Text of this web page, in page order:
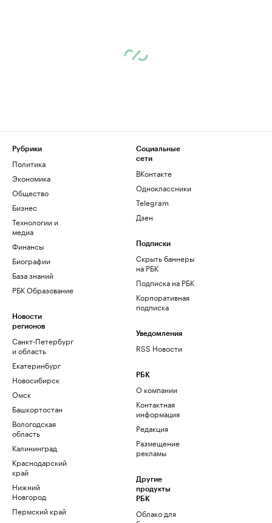
Рубрики
Политика
Экономика
Общество
Бизнес
Технологии и
медиа
Финансы
Биографии
База знаний
РБК Образование
Новости
регионов
Санкт-Петербург
и область
Екатеринбург
Новосибирск
Омск
Башкортостан
Вологодская
область
Калининград
Краснодарский
край
Нижний
Новгород
Пермский край
Социальные
сети
ВКонтакте
Одноклассники
Telegram
Дзен
Подписки
Скрыть баннеры
на РБК
Подписка на РБК
Корпоративная
подписка
Уведомления
RSS Новости
РБК
О компании
Контактная
информация
Редакция
Размещение
рекламы
Другие
продукты
РБК
Облако для